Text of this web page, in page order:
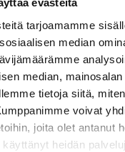
tarjoamamme
median
median,
tietoja siitä,
voivat
joita olet antanut
heidän
Jenni-Maaria
Vuorinen-Parm.
Petrell. Paino:
Oy. Kuvat: Sami
taidemuseo.
28 € (sis. alv 10%).